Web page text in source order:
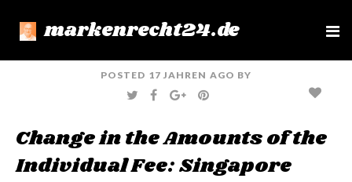
markenrecht24.de
e
POSTED 17 JAHREN AGO BY
T
W
T
E
F
A
O
G
O
L
E
P
I
R
S
T
Change in the Amounts of the
Individual Fee: Singapore